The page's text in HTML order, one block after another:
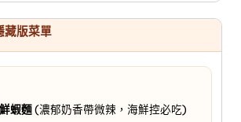
藏版菜單
蝦麵(濃郁奶香帶微辣，海鮮控必吃)